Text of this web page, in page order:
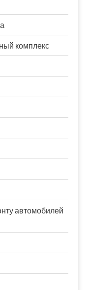
комплекс
автомобилей